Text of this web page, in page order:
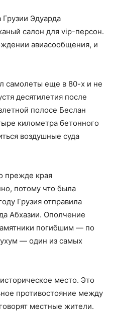
Эдуарда
салон для vip-персон.
авиасообщения, и
самолеты еще в 80-х и не
десятилетия после
полосе Беслан
километра бетонного
воздушные суда
прежде края
потому что была
Грузия отправила
Абхазии. Ополчение
погибшим — по
— один из самых
место. Это
противостояние между
местные жители.